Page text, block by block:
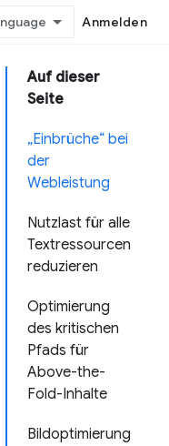
Anmelden
Auf dieser
Seite
„Einbrüche“ bei
der
Webleistung
Nutzlast für alle
Textressourcen
reduzieren
Optimierung
des kritischen
Pfads für
Above-the-
Fold-Inhalte
Bildoptimierung